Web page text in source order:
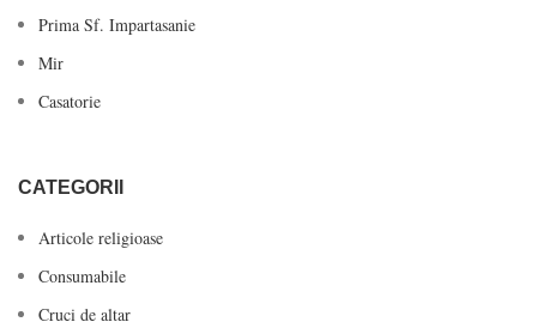
Prima Sf. Impartasanie
Mir
Casatorie
CATEGORII
Articole religioase
Consumabile
Cruci de altar